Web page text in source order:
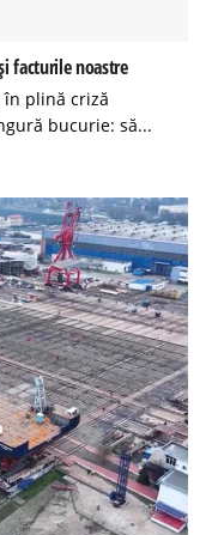
facturile noastre
plină criză
bucurie: să...